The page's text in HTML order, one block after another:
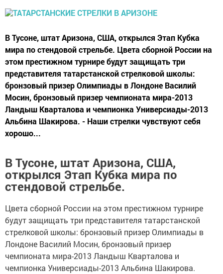
В Тусоне, штат Аризона, США, открылся Этап Кубка
мира по стендовой стрельбе. Цвета сборной России на
этом престижном турнире будут защищать три
представителя татарстанской стрелковой школы:
бронзовый призер Олимпиады в Лондоне Василий
Мосин, бронзовый призер чемпионата мира-2013
Ландыш Кварталова и чемпионка Универсиады-2013
Альбина Шакирова. - Наши стрелки чувствуют себя
хорошо...
В Тусоне, штат Аризона, США,
открылся Этап Кубка мира по
стендовой стрельбе.
Цвета сборной России на этом престижном турнире
будут защищать три представителя татарстанской
стрелковой школы: бронзовый призер Олимпиады в
Лондоне Василий Мосин, бронзовый призер
чемпионата мира-2013 Ландыш Кварталова и
чемпионка Универсиады-2013 Альбина Шакирова.